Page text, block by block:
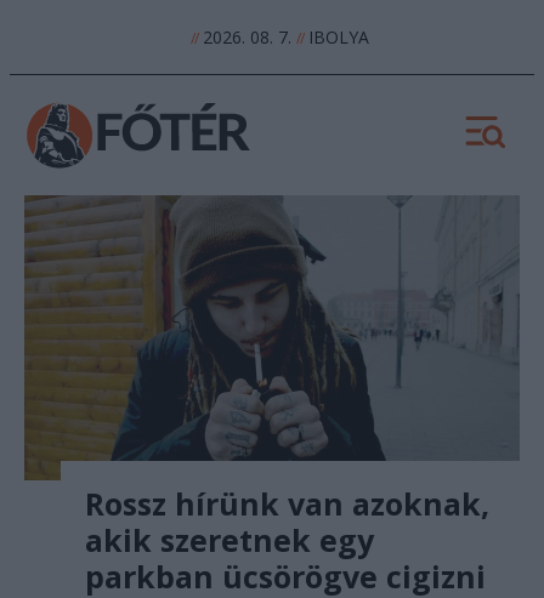
//2026. 08. 7. //IBOLYA
Rossz hírünk van azoknak,
akik szeretnek egy
parkban ücsörögve cigizni